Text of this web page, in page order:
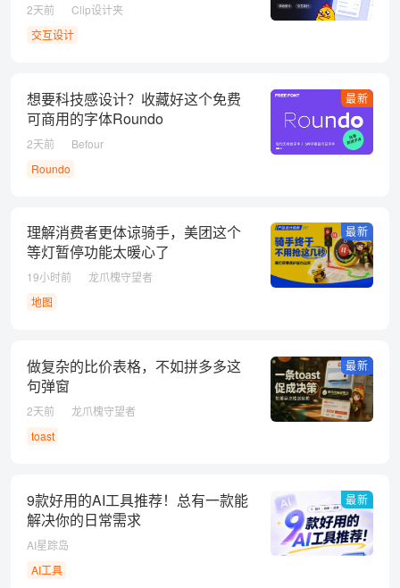
2天前
Clip设计夹
交互设计
最新
想要科技感设计？收藏好这个免费
可商用的字体Roundo
2天前
Befour
Roundo
最新
理解消费者更体谅骑手，美团这个
等灯暂停功能太暖心了
19小时前
龙爪槐守望者
地图
最新
做复杂的比价表格，不如拼多多这
句弹窗
2天前
龙爪槐守望者
toast
最新
9款好用的AI工具推荐！总有一款能
解决你的日常需求
AI星踪岛
AI工具